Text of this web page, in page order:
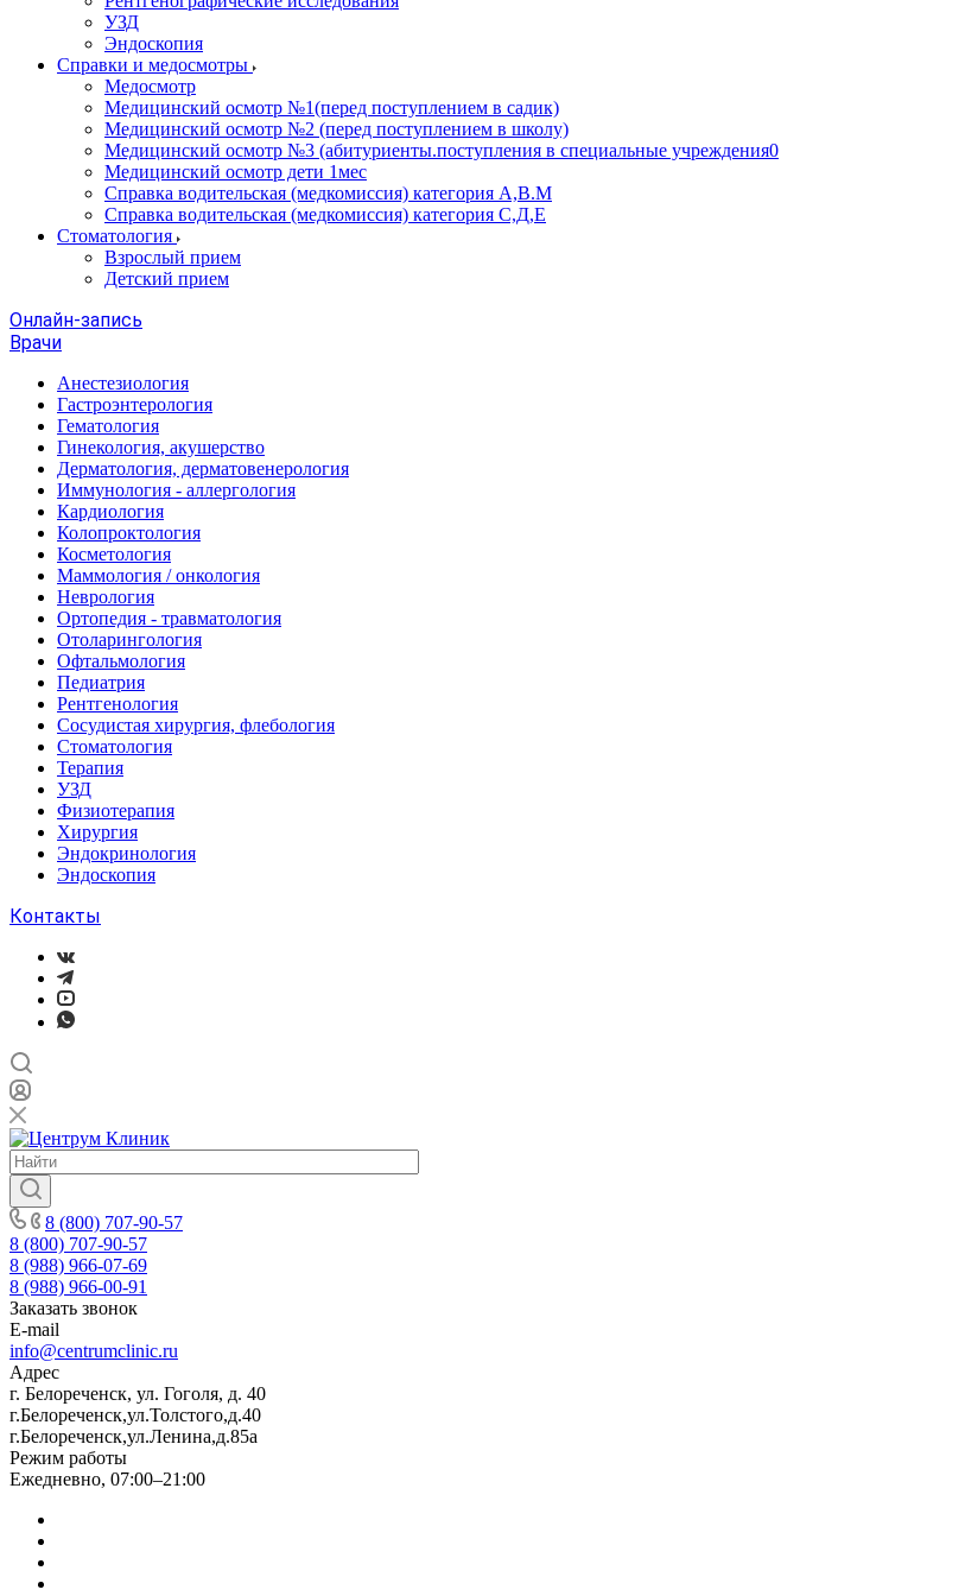
УЗД
Эндоскопия
Справки и медосмотры
Медосмотр
Медицинский осмотр №1(перед поступлением в садик)
Медицинский осмотр №2 (перед поступлением в школу)
Медицинский осмотр №3 (абитуриенты.поступления в специальные учреждения0
Медицинский осмотр дети 1мес
Справка водительская (медкомиссия) категория А,В.М
Справка водительская (медкомиссия) категория С,Д,Е
Стоматология
Взрослый прием
Детский прием
Онлайн-запись
Врачи
Анестезиология
Гастроэнтерология
Гематология
Гинекология, акушерство
Дерматология, дерматовенерология
Иммунология - аллергология
Кардиология
Колопроктология
Косметология
Маммология / онкология
Неврология
Ортопедия - травматология
Отоларингология
Офтальмология
Педиатрия
Рентгенология
Сосудистая хирургия, флебология
Стоматология
Терапия
УЗД
Физиотерапия
Хирургия
Эндокринология
Эндоскопия
Контакты
8 (800) 707-90-57
8 (800) 707-90-57
8 (988) 966-07-69
8 (988) 966-00-91
Заказать звонок
E-mail
info@centrumclinic.ru
Адрес
г. Белореченск, ул. Гоголя, д. 40
г.Белореченск,ул.Толстого,д.40
г.Белореченск,ул.Ленина,д.85а
Режим работы
Ежедневно, 07:00–21:00